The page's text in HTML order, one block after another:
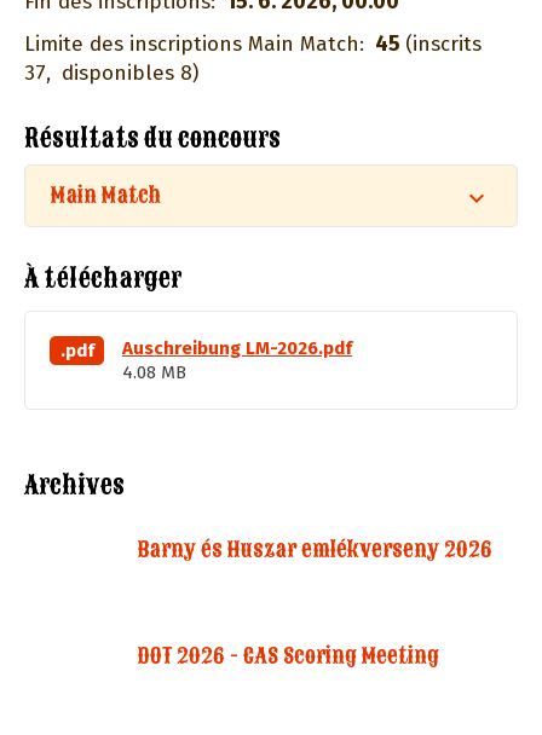
Limite des inscriptions Main Match: 45 (inscrits
37, disponibles 8)
Résultats du concours
Main Match
À télécharger
.pdf
Auschreibung LM-2026.pdf
4.08 MB
Archives
Barny és Huszar emlékverseny 2026
DOT 2026 - CAS Scoring Meeting